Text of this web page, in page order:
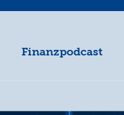
Finanzpodcast